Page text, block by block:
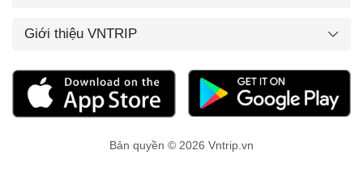
Giới thiệu VNTRIP
Bản quyền © 2026 Vntrip.vn